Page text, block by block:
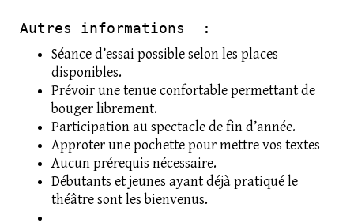
Autres informations  :
Séance d’essai possible selon les places
disponibles.
Prévoir une tenue confortable permettant de
bouger librement.
Participation au spectacle de fin d’année.
Approter une pochette pour mettre vos textes
Aucun prérequis nécessaire.
Débutants et jeunes ayant déjà pratiqué le
théâtre sont les bienvenus.